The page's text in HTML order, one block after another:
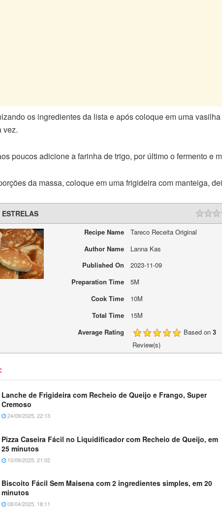
os ingredientes da lista e após coloque em uma
vez.
poucos adicione a farinha de trigo, por último o fermento e
da massa, coloque em uma frigideira com manteiga,
Recipe Name
Tareco Receita Original
Author Name
Lanna Kas
Published On
2023-11-09
Preparation Time
5M
Cook Time
10M
Total Time
15M
Average Rating
Based on 3
Review(s)
Lanche de Frigideira com Recheio de Queijo e Frango, Super
Cremoso
24/09/2025, 22:13
Pizza Caseira Fácil no Liquidificador com Recheio de Queijo, em
25 minutos
10/09/2025, 21:02
Biscoito Fácil Sem Maisena com 2 ingredientes simples, em 20
minutos
08/04/2025, 18:11